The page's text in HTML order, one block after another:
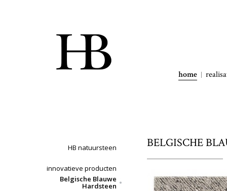
home
HB natuursteen
innovatieve producten
Belgische Blauwe
Hardsteen
BELGISCHE